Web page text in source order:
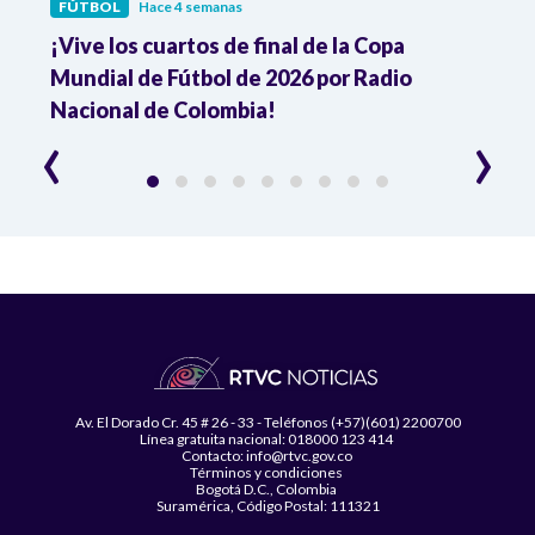
FÚTBOL Hace 4 semanas
¡Vive los cuartos de final de la Copa
Mundial de Fútbol de 2026 por Radio
Nacional de Colombia!
‹ ›
Av. El Dorado Cr. 45 # 26 - 33 - Teléfonos (+57)(601) 2200700
Línea gratuita nacional: 018000 123 414
Contacto: info@rtvc.gov.co
Términos y condiciones
Bogotá D.C., Colombia
Suramérica, Código Postal: 111321